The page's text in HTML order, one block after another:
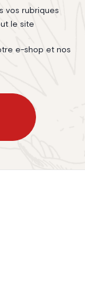
vos rubriques
le site
e-shop et nos